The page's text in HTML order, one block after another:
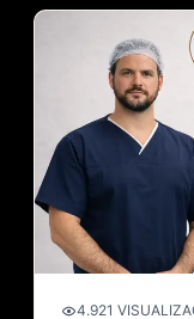
4.921